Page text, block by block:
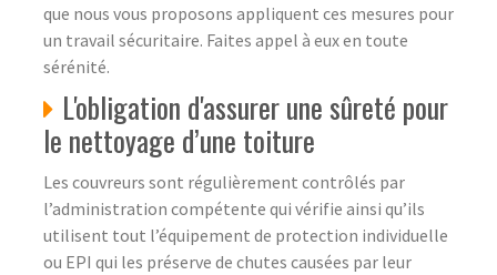
que nous vous proposons appliquent ces mesures pour
un travail sécuritaire. Faites appel à eux en toute
sérénité.
L'obligation d'assurer une sûreté pour
le nettoyage d’une toiture
Les couvreurs sont régulièrement contrôlés par
l’administration compétente qui vérifie ainsi qu’ils
utilisent tout l’équipement de protection individuelle
ou EPI qui les préserve de chutes causées par leur